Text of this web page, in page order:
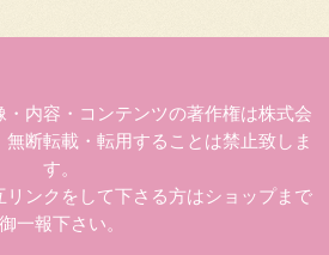
内容・コンテンツの著作権は株式会
断転載・転用することは禁止致しま
す。
リンクをして下さる方はショップまで
御一報下さい。